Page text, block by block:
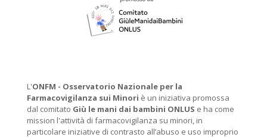
L'ONFM - Osservatorio Nazionale per la
Farmacovigilanza sui Minori è un iniziativa promossa
dal comitato Giù le mani dai bambini ONLUS e ha come
mission l'attività di farmacovigilanza su minori, in
particolare iniziative di contrasto all’abuso e uso improprio